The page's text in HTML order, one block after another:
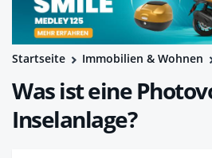
Startseite Immobilien & Wohnen
Was ist eine
Inselanlage?